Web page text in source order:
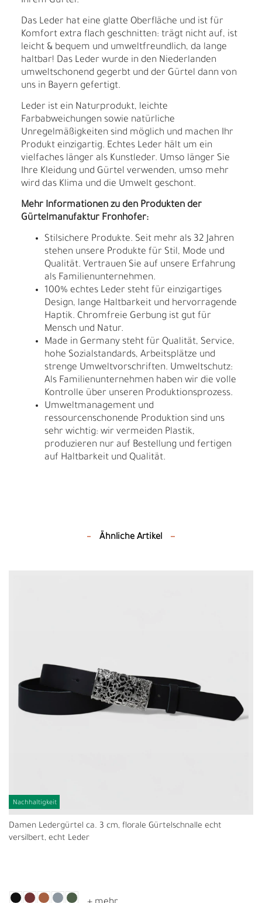
Das Leder hat eine glatte Oberfläche und ist für
Komfort extra flach geschnitten: trägt nicht auf, ist
leicht & bequem und umweltfreundlich, da lange
haltbar! Das Leder wurde in den Niederlanden
umweltschonend gegerbt und der Gürtel dann von
uns in Bayern gefertigt.
Leder ist ein Naturprodukt, leichte
Farbabweichungen sowie natürliche
Unregelmäßigkeiten sind möglich und machen Ihr
Produkt einzigartig. Echtes Leder hält um ein
vielfaches länger als Kunstleder. Umso länger Sie
Ihre Kleidung und Gürtel verwenden, umso mehr
wird das Klima und die Umwelt geschont.
Mehr Informationen zu den Produkten der
Gürtelmanufaktur Fronhofer:
Stilsichere Produkte. Seit mehr als 32 Jahren
stehen unsere Produkte für Stil, Mode und
Qualität. Vertrauen Sie auf unsere Erfahrung
als Familienunternehmen.
100% echtes Leder steht für einzigartiges
Design, lange Haltbarkeit und hervorragende
Haptik. Chromfreie Gerbung ist gut für
Mensch und Natur.
Made in Germany steht für Qualität, Service,
hohe Sozialstandards, Arbeitsplätze und
strenge Umweltvorschriften. Umweltschutz:
Als Familienunternehmen haben wir die volle
Kontrolle über unseren Produktionsprozess.
Umweltmanagement und
ressourcenschonende Produktion sind uns
sehr wichtig: wir vermeiden Plastik,
produzieren nur auf Bestellung und fertigen
auf Haltbarkeit und Qualität.
Ähnliche Artikel
Nachhaltigkeit
Damen Ledergürtel ca. 3 cm, florale Gürtelschnalle echt
versilbert, echt Leder